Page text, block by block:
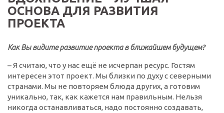
ОСНОВА ДЛЯ РАЗВИТИЯ
ПРОЕКТА
Как Вы видите развитие проекта в ближайшем будущем?
– Я считаю, что у нас ещё не исчерпан ресурс. Гостям
интересен этот проект. Мы близки по духу с северными
странами. Мы не повторяем блюда других, а готовим
уникально, так, как кажется нам правильным. Нельзя
никогда останавливаться, надо постоянно создавать,